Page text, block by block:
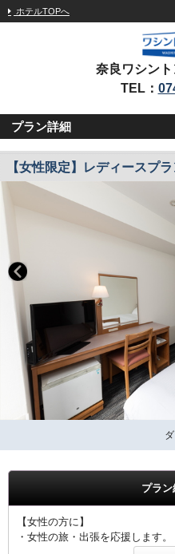
ホテルTOPへ
奈良ワシン
TEL：
プラン詳細
【女性限定】レディースプ
プラン
【女性の方に】
・女性の旅・出張を応援します。